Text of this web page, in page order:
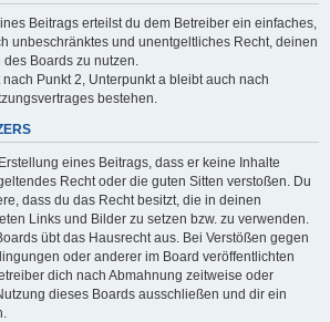
Beitrags erteilst du dem Betreiber ein einfaches,
unbeschränktes und unentgeltliches Recht, deinen
des Boards zu nutzen.
Punkt 2, Unterpunkt a bleibt auch nach
bestehen.
eines Beitrags, dass er keine Inhalte
Recht oder die guten Sitten verstoßen. Du
dass du das Recht besitzt, die in deinen
Links und Bilder zu setzen bzw. zu verwenden.
übt das Hausrecht aus. Bei Verstößen gegen
oder anderer im Board veröffentlichten
dich nach Abmahnung zeitweise oder
dieses Boards ausschließen und dir ein